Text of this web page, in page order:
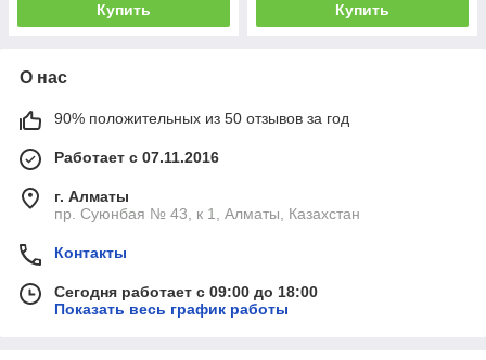
Купить Купить
О нас
90% положительных из 50 отзывов за год
Работает с 07.11.2016
г. Алматы
пр. Суюнбая № 43, к 1, Алматы, Казахстан
Контакты
Сегодня работает с 09:00 до 18:00
Показать весь график работы